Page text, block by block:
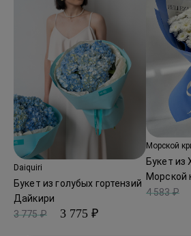
Daiquiri
Букет из голубых гортензий
Дайкири
3 775 ₽
3 775 ₽
Морской
Букет из
Морской
4 583 ₽